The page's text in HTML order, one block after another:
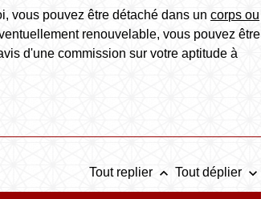
vous pouvez être détaché dans uncorps ou
renouvelable, vous pouvez être
d'une commission sur votre aptitude à
Tout replier keyboard_arrow_up Tout déplier keyboard_arrow_down